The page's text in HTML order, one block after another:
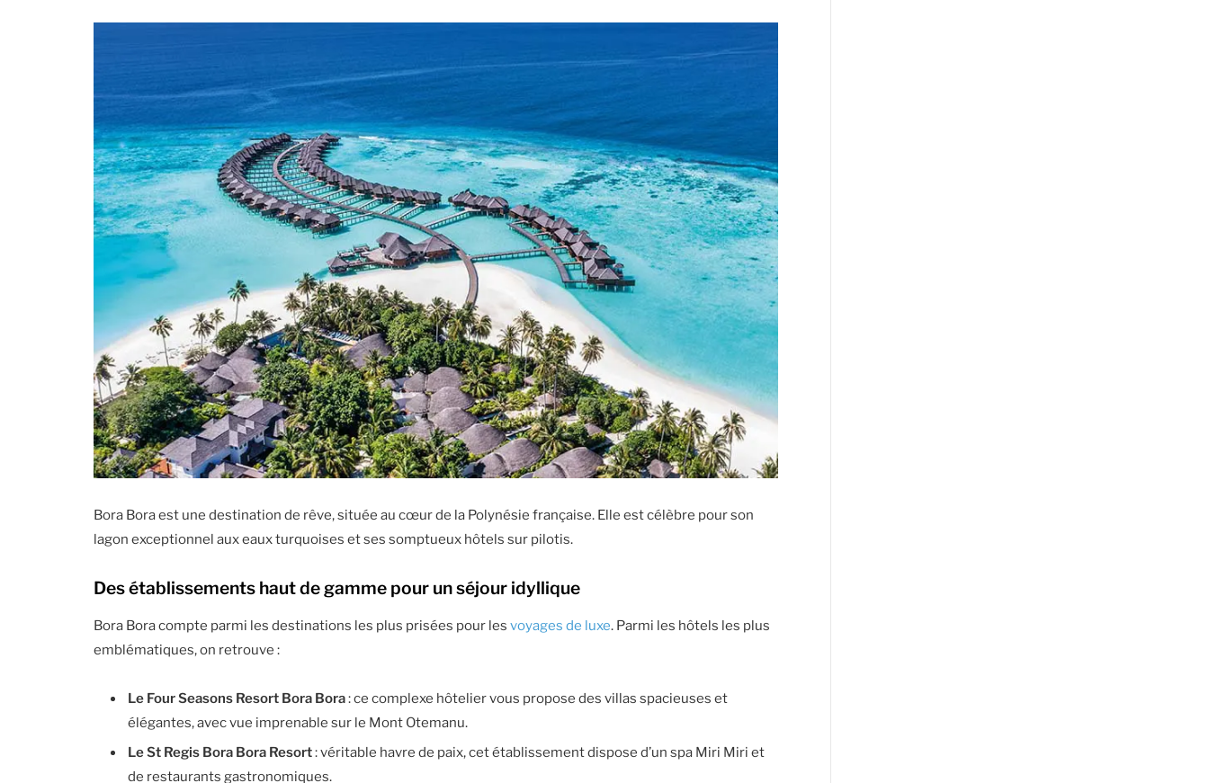
Bora Bora est une destination de rêve, située au cœur de la Polynésie française. Elle est célèbre pour son
lagon exceptionnel aux eaux turquoises et ses somptueux hôtels sur pilotis.
Des établissements haut de gamme pour un séjour idyllique
Bora Bora compte parmi les destinations les plus prisées pour lesvoyages de luxe. Parmi les hôtels les plus
emblématiques, on retrouve :
Le Four Seasons Resort Bora Bora: ce complexe hôtelier vous propose des villas spacieuses et
élégantes, avec vue imprenable sur le Mont Otemanu.
Le St Regis Bora Bora Resort: véritable havre de paix, cet établissement dispose d’un spa Miri Miri et
de restaurants gastronomiques.